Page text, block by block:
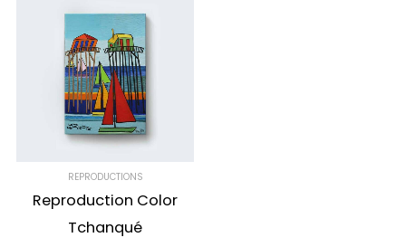
REPRODUCTIONS
Reproduction Color
Tchanqué